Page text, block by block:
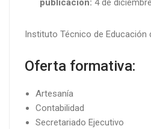
publicación: 4 de
Instituto Técnico de Educación
Oferta formativa:
Artesanía
Contabilidad
Secretariado Ejecutivo